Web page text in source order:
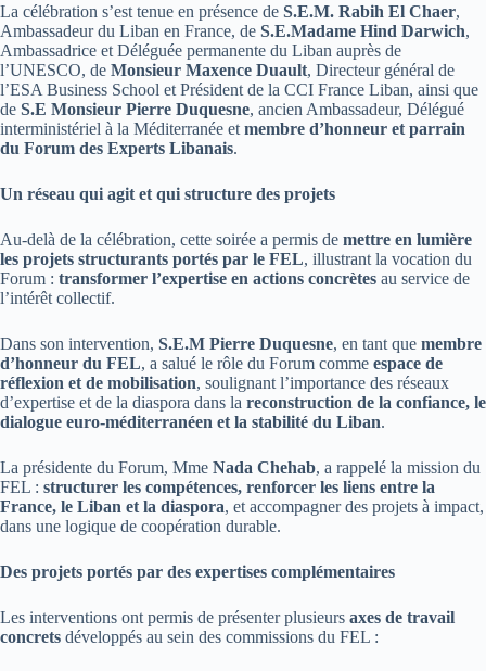
La célébration s’est tenue en présence de S.E.M. Rabih El Chaer,
Ambassadeur du Liban en France, de S.E.Madame Hind Darwich,
Ambassadrice et Déléguée permanente du Liban auprès de
l’UNESCO, de Monsieur Maxence Duault, Directeur général de
l’ESA Business School et Président de la CCI France Liban, ainsi que
de S.E Monsieur Pierre Duquesne, ancien Ambassadeur, Délégué
interministériel à la Méditerranée et membre d’honneur et parrain
du Forum des Experts Libanais.
Un réseau qui agit et qui structure des projets
Au-delà de la célébration, cette soirée a permis de mettre en lumière
les projets structurants portés par le FEL, illustrant la vocation du
Forum : transformer l’expertise en actions concrètes au service de
l’intérêt collectif.
Dans son intervention, S.E.M Pierre Duquesne, en tant que membre
d’honneur du FEL, a salué le rôle du Forum comme espace de
réflexion et de mobilisation, soulignant l’importance des réseaux
d’expertise et de la diaspora dans la reconstruction de la confiance, le
dialogue euro-méditerranéen et la stabilité du Liban.
La présidente du Forum, Mme Nada Chehab, a rappelé la mission du
FEL : structurer les compétences, renforcer les liens entre la
France, le Liban et la diaspora, et accompagner des projets à impact,
dans une logique de coopération durable.
Des projets portés par des expertises complémentaires
Les interventions ont permis de présenter plusieurs axes de travail
concrets développés au sein des commissions du FEL :